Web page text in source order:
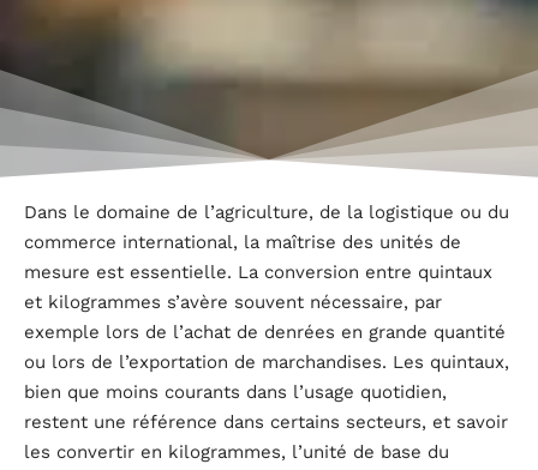
Dans le domaine de l’agriculture, de la logistique ou du
commerce international, la maîtrise des unités de
mesure est essentielle. La conversion entre quintaux
et kilogrammes s’avère souvent nécessaire, par
exemple lors de l’achat de denrées en grande quantité
ou lors de l’exportation de marchandises. Les quintaux,
bien que moins courants dans l’usage quotidien,
restent une référence dans certains secteurs, et savoir
les convertir en kilogrammes, l’unité de base du